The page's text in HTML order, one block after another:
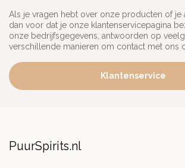
Als je vragen hebt over onze producten of je
dan voor dat je onze klantenservicepagina
onze bedrijfsgegevens, antwoorden op
verschillende manieren om contact met ons
Klantenservice
PuurSpirits.nl